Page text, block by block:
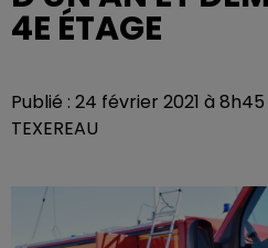
4E ÉTAGE
Publié : 24 février 2021 à
TEXEREAU